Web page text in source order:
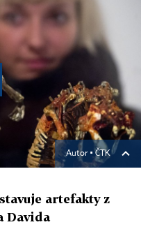
Autor ▪ČTK
artefakty z
Davida